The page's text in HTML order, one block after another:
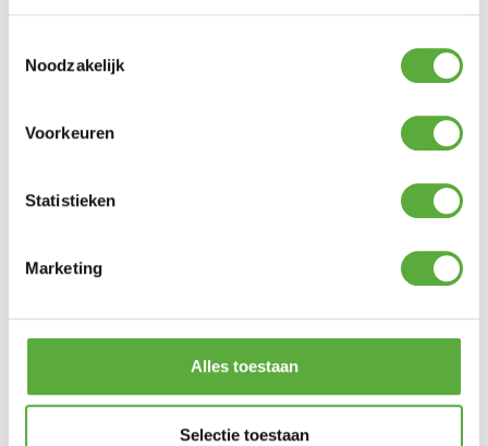
Noodzakelijk
Voorkeuren
Statistieken
Marketing
Alles toestaan
Selectie toestaan
Maximale belastbaarheid (kg)
Hartman California tuintafel 150x90cm HPL
Merk
Hartman
Antraciet